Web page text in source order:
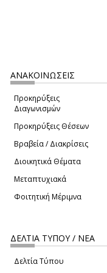
ΑΝΑΚΟΙΝΩΣΕΙΣ
Προκηρύξεις
Διαγωνισμών
Προκηρύξεις Θέσεων
Βραβεία / Διακρίσεις
Διοικητικά Θέματα
Μεταπτυχιακά
Φοιτητική Μέριμνα
ΔΕΛΤΙΑ ΤΥΠΟΥ / ΝΕΑ
Δελτία Τύπου